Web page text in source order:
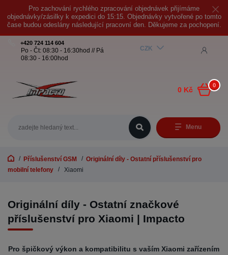
Pro zachování rychlého zpracování objednávek přijímáme
objednávky/zásilky k expedici do 15:15. Objednávky vytvořené po tomto
čase budou odeslány následující pracovní den. Děkujeme za pochopení.
Menu
CZK
+420 724 114 604
Po - Čt: 08:30 - 16:30hod // Pá
08:30 - 16:00hod
0
0 Kč
Příslušenství GSM
Originální díly - Ostatní příslušenství pro
mobilní telefony
Xiaomi
Originální díly - Ostatní značkové
příslušenství pro Xiaomi | Impacto
Pro špičkový výkon a kompatibilitu s vaším Xiaomi zařízením